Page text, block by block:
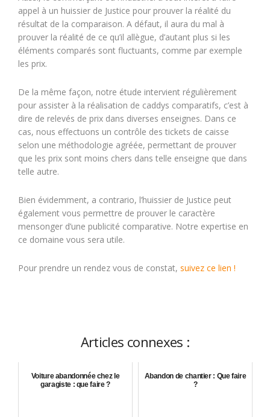
appel à un huissier de Justice pour prouver la réalité du
résultat de la comparaison. A défaut, il aura du mal à
prouver la réalité de ce qu’il allègue, d’autant plus si les
éléments comparés sont fluctuants, comme par exemple
les prix.
De la même façon, notre étude intervient régulièrement
pour assister à la réalisation de caddys comparatifs, c’est à
dire de relevés de prix dans diverses enseignes. Dans ce
cas, nous effectuons un contrôle des tickets de caisse
selon une méthodologie agréée, permettant de prouver
que les prix sont moins chers dans telle enseigne que dans
telle autre.
Bien évidemment, a contrario, l’huissier de Justice peut
également vous permettre de prouver le caractère
mensonger d’une publicité comparative. Notre expertise en
ce domaine vous sera utile.
Pour prendre un rendez vous de constat, suivez ce lien !
Articles connexes :
Voiture abandonnée chez le
garagiste : que faire ?
Abandon de chantier : Que faire
?